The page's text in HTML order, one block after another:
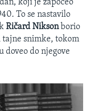
koji je započeo
To se nastavilo
Ričard Niksonborio
tajne snimke, tokom
doveo do njegove